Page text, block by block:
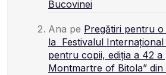
Bucovinei
Ana pe Pregătiri pentru
la Festivalul
pentru copii, ediția a 42 a
Montmartre of Bitola” din